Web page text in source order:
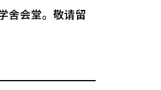
舍会堂。敬请留